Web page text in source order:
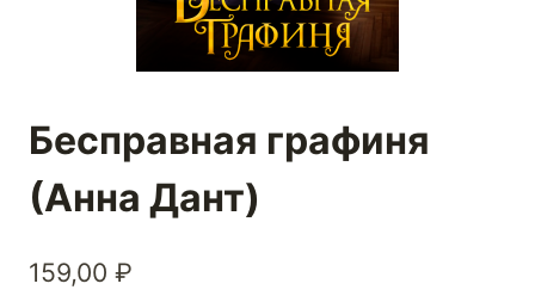
Бесправная графиня
(Анна Дант)
159,00 ₽